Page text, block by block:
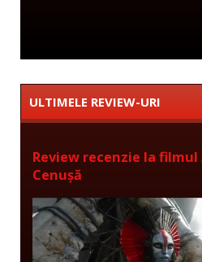
ULTIMELE REVIEW-URI
Review recenzie la filmul
Cenușă